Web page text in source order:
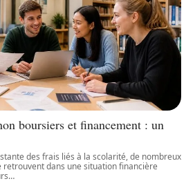
boursiers et financement : un
des frais liés à la scolarité, de nombreux
dans une situation financière
…